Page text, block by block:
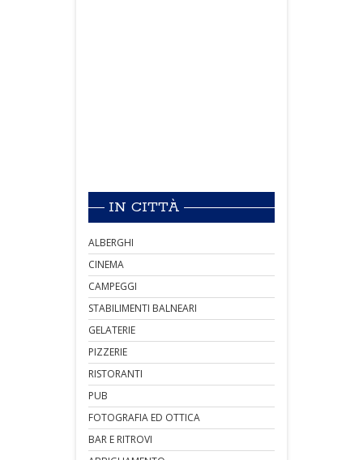
IN CITTÀ
ALBERGHI
CINEMA
CAMPEGGI
STABILIMENTI BALNEARI
GELATERIE
PIZZERIE
RISTORANTI
PUB
FOTOGRAFIA ED OTTICA
BAR E RITROVI